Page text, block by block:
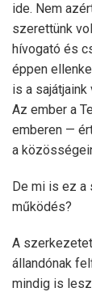
ide. Nem
szerettünk
hívogató és
éppen
is a
Az ember a
emberen —
a
De mi is ez a
működés?
A
állandónak
mindig is